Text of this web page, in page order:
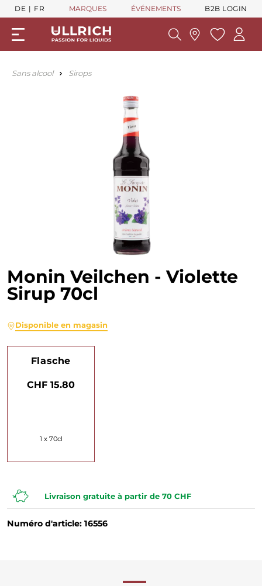
DE FR MARQUES ÉVÉNEMENTS B2B LOGIN
Sans alcool Sirops
Monin Veilchen - Violette
Sirup 70cl
Disponible en magasin
Flasche
CHF 15.80
1 x 70cl
Livraison gratuite à partir de 70 CHF
Numéro d'article: 16556